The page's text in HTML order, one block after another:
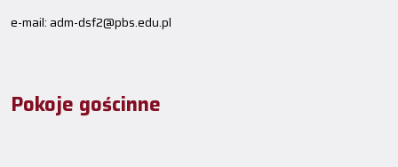
e-mail: adm-dsf2@pbs.edu.pl
Pokoje gościnne